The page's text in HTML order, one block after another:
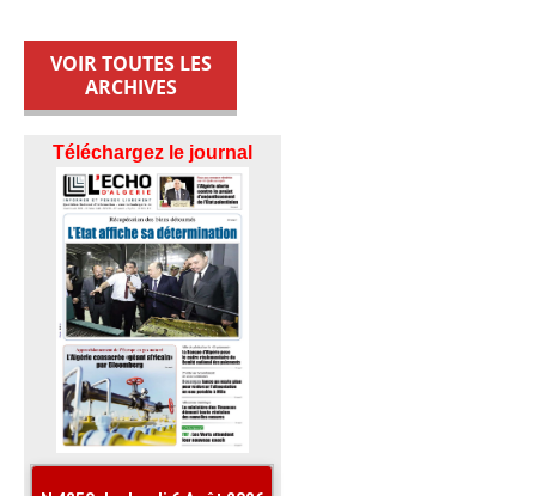
VOIR TOUTES LES
ARCHIVES